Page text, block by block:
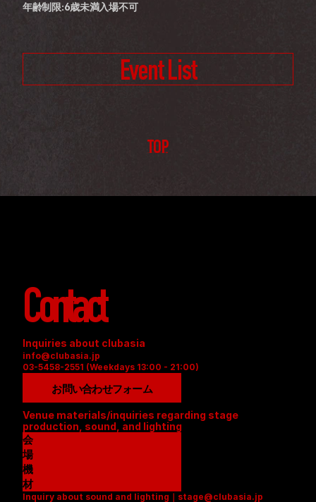
年齢制限:6歳未満入場不可
Event List
TOP
Contact
Inquiries about clubasia
info@clubasia.jp
03-5458-2551 (Weekdays 13:00 - 21:00)
お問い合わせフォーム
Venue materials/inquiries regarding stage
production, sound, and lighting
会
場
資
料
(
機
材
リ
Inquiry about sound and lighting｜stage@clubasia.jp